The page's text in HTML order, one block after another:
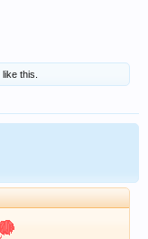
like this.